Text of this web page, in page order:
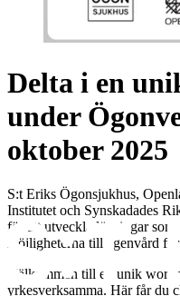
Delta i en
under
oktober 2025
S:t Eriks Ögonsjukhus,
Institutet och Synskadades
för att utveckla lösningar
möjligheterna till egenvård
Välkommen till en unik
yrkesverksamma. Här får du